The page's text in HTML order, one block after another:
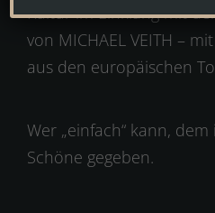
Kultur im Einklang mit
von MICHAEL VEITH –
aus den europäischen
Wer „einfach“ kann,
Schöne gegeben.